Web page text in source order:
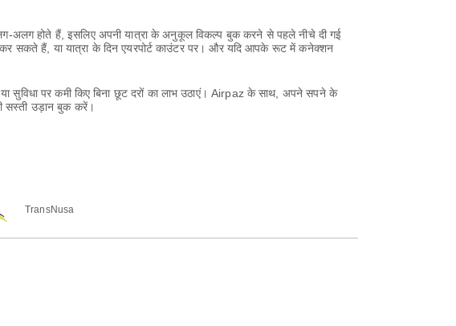
अलग होते हैं, इसलिए अपनी यात्रा के अनुकूल विकल्प बुक करने से पहले नीचे दी गई
सकते हैं, या यात्रा के दिन एयरपोर्ट काउंटर पर। और यदि आपके रूट में कनेक्शन
सुविधा पर कमी किए बिना छूट दरों का लाभ उठाएं। Airpaz के साथ, अपने सपने के
सस्ती उड़ान बुक करें।
TransNusa